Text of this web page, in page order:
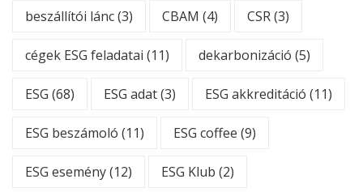
beszállítói lánc(3) CBAM (4) CSR(3)
cégek ESG feladatai (11) dekarbonizáció (5)
ESG (68) ESG adat(3) ESG akkreditáció (11)
ESG beszámoló (11) ESG coffee (9)
ESG esemény(12) ESG Klub (2)